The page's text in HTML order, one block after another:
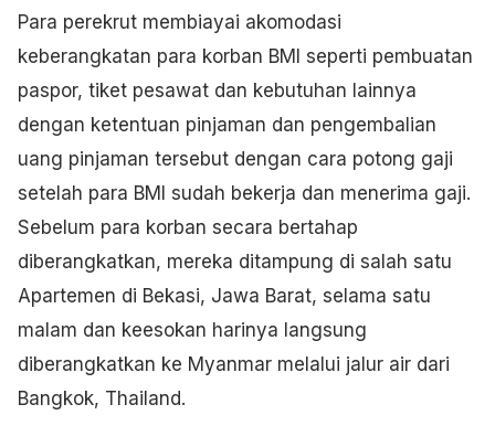
Para perekrut membiayai akomodasi
keberangkatan para korban BMI seperti pembuatan
paspor, tiket pesawat dan kebutuhan lainnya
dengan ketentuan pinjaman dan pengembalian
uang pinjaman tersebut dengan cara potong gaji
setelah para BMI sudah bekerja dan menerima gaji.
Sebelum para korban secara bertahap
diberangkatkan, mereka ditampung di salah satu
Apartemen di Bekasi, Jawa Barat, selama satu
malam dan keesokan harinya langsung
diberangkatkan ke Myanmar melalui jalur air dari
Bangkok, Thailand.